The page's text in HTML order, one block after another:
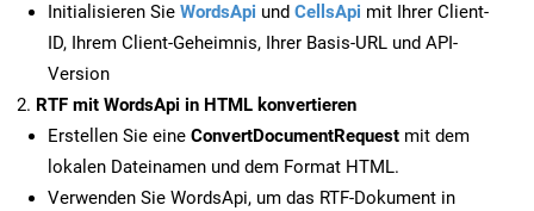
Initialisieren Sie WordsApi und CellsApi mit Ihrer Client-
ID, Ihrem Client-Geheimnis, Ihrer Basis-URL und API-
Version
RTF mit WordsApi in HTML konvertieren
Erstellen Sie eine ConvertDocumentRequest mit dem
lokalen Dateinamen und dem Format HTML.
Verwenden Sie WordsApi, um das RTF-Dokument in